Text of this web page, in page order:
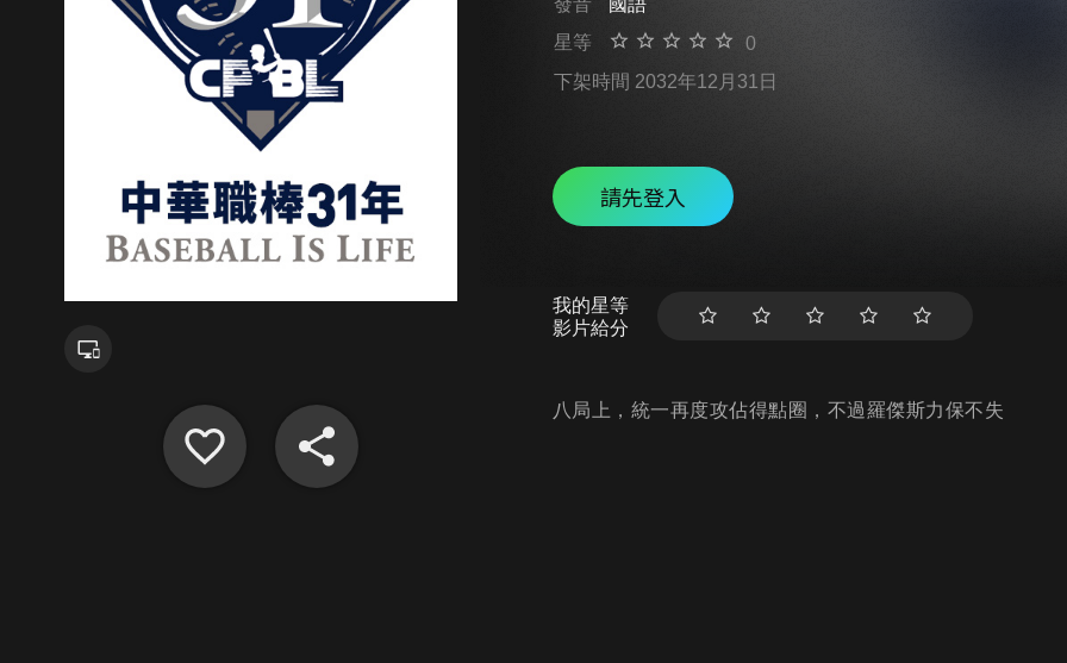
發音
國語
星等
0
下架時間 2032年12月31日
請先登入
我的星等
影片給分
八局上，統一再度攻佔得點圈，不過羅傑斯力保不失